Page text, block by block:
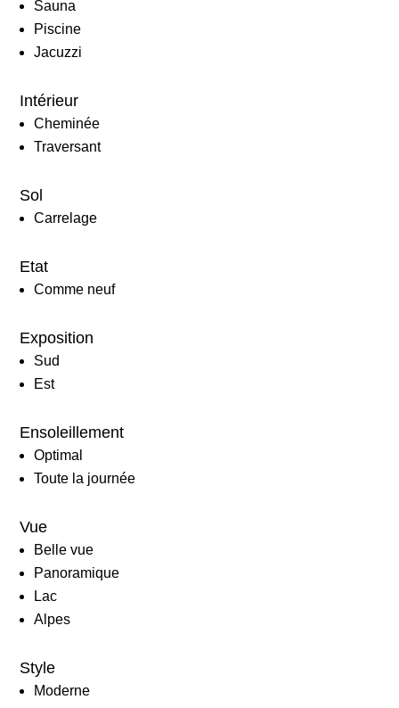
Sauna
Piscine
Jacuzzi
Intérieur
Cheminée
Traversant
Sol
Carrelage
Etat
Comme neuf
Exposition
Sud
Est
Ensoleillement
Optimal
Toute la journée
Vue
Belle vue
Panoramique
Lac
Alpes
Style
Moderne